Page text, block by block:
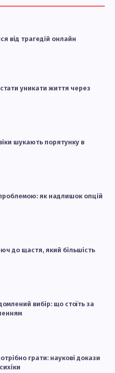
від трагедій онлайн
уникати життя через
шукають порятунку в
як надлишок опцій
до щастя, який більшість
вибір: що стоїть за
грати: наукові докази